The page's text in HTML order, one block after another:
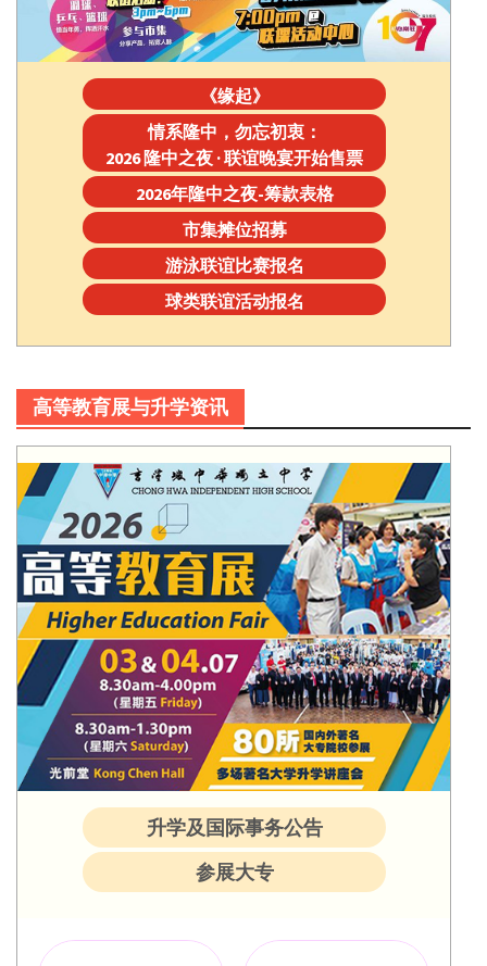
《缘起》
情系隆中，勿忘初衷：
2026 隆中之夜 · 联谊晚宴开始售票
2026年隆中之夜-筹款表格
市集摊位招募
游泳联谊比赛报名
球类联谊活动报名
高等教育展与升学资讯
升学及国际事务公告
参展大专